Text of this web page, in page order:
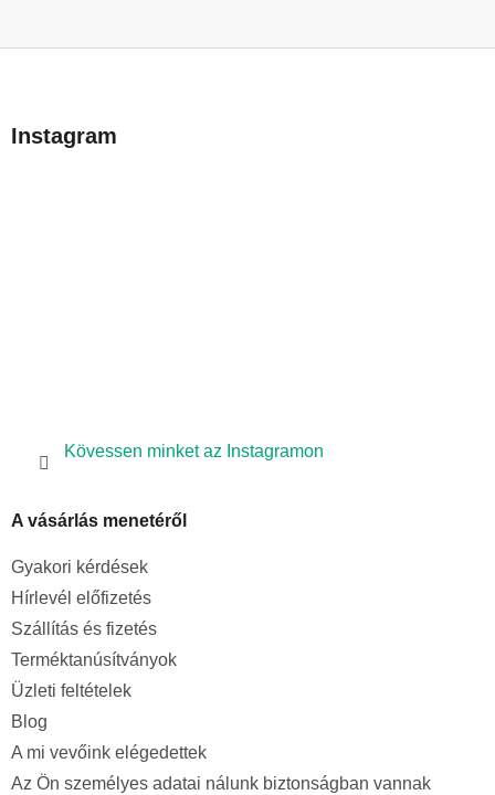
bInstagram
Kövessen minket az Instagramon
A vásárlás menetéről
Gyakori kérdések
Hírlevél előfizetés
Szállítás és fizetés
Terméktanúsítványok
Üzleti feltételek
Blog
A mi vevőink elégedettek
Az Ön személyes adatai nálunk biztonságban vannak